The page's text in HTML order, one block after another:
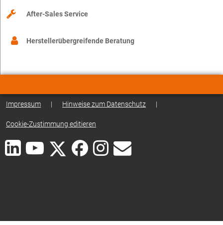
After-Sales Service
Herstellerübergreifende Beratung
Impressum | Hinweise zum Datenschutz |
Cookie-Zustimmung editieren